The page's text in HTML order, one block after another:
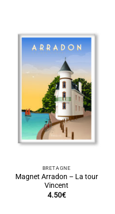
BRETAGNE
Magnet Arradon – La tour
Vincent
4.50€